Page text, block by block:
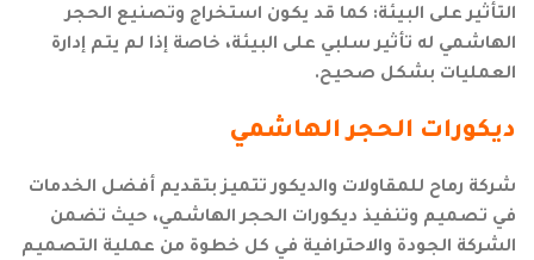
التأثير على البيئة: كما قد يكون استخراج وتصنيع الحجر
الهاشمي له تأثير سلبي على البيئة، خاصة إذا لم يتم إدارة
العمليات بشكل صحيح.
ديكورات الحجر الهاشمي
شركة رماح للمقاولات والديكور تتميز بتقديم أفضل الخدمات
في تصميم وتنفيذ ديكورات الحجر الهاشمي، حيث تضمن
الشركة الجودة والاحترافية في كل خطوة من عملية التصميم